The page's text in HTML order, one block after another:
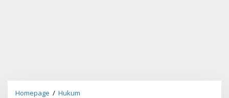
Homepage / Hukum